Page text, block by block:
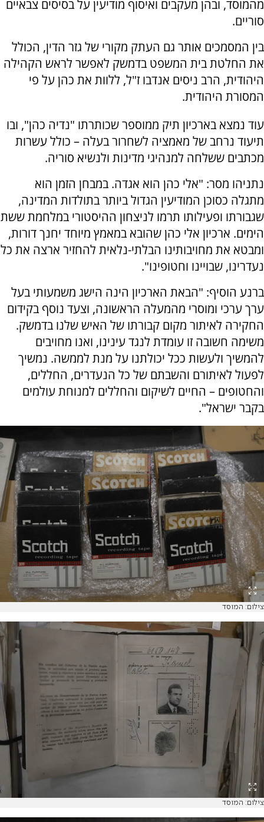
מהמוסד, ובהן מעקבים ואיסוף מודיעין על בסיסים צבאיים
סוריים.
בין המסמכים אותר גם העתק מקורי של גזר הדין, הכולל
את החלטת בית המשפט בדמשק לאפשר לראש הקהילה
היהודית, הרב ניסים אנדבו ז"ל, ללוות את כהן על פי
המסורת היהודית.
עוד נמצא בארכיון תיק ממוספר שכותרתו "נדיה כהן", ובו
תיעוד נרחב של מאמציה לשחרור בעלה – כולל עשרות
מכתבים ששלחה למנהיגי מדינות ולנשיא סוריה.
נתניהו מסר: "אלי כהן הוא אגדה. במבחן הזמן הוא
מתגלה כסוכן המודיעין הגדול ביותר בתולדות המדינה,
שגבורתו ופעילותו תרמו לניצחון ההיסטורי במלחמת ששת
הימים. ארכיון אלי כהן שהובא במאמץ מיוחד יחנך דורות,
ומבטא את מחויבותינו הבלתי-נלאית להחזיר ארצה את כל
נעדרינו, שבויינו וחטופינו".
ברנע הוסיף: "הבאת הארכיון הינה הישג משמעותי בעל
ערך ערכי ומוסרי מהמעלה הראשונה, וצעד נוסף בקידום
החקירה לאיתור מקום קבורתו של האיש שלנו בדמשק.
משימה חשובה זו עומדת לנגד עינינו, ואנו מחויבים
להמשיך ולעשות ככל יכולתנו על מנת לממשה. נמשיך
לפעול לאיתורם והשבתם של כל הנעדרים, החללים,
והחטופים – החיים לשיקום והחללים למנוחת עולמים
בקבר ישראל".
צילום: המוסד
צילום: המוסד